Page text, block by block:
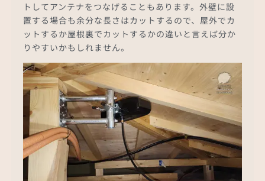
トしてアンテナをつなげることもあります。外壁に設
置する場合も余分な長さはカットするので、屋外でカ
ットするか屋根裏でカットするかの違いと言えば分か
りやすいかもしれません。